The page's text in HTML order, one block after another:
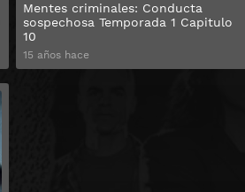
Mentes criminales: Conducta
sospechosa Temporada 1 Capitulo
10
15 años hace